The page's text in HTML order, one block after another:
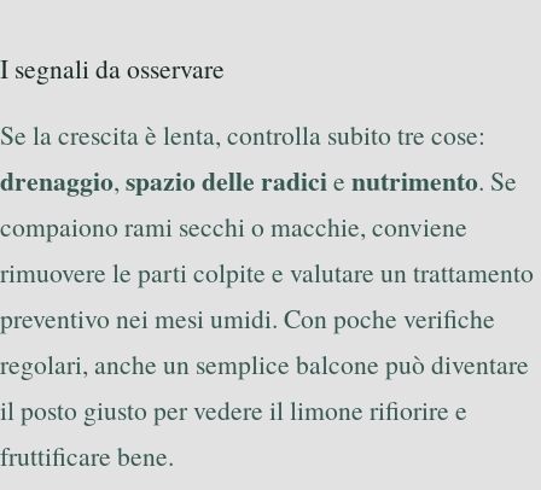
I segnali da osservare
Se la crescita è lenta, controlla subito tre cose:
drenaggio, spazio delle radicie nutrimento. Se
compaiono rami secchi o macchie, conviene
rimuovere le parti colpite e valutare un trattamento
preventivo nei mesi umidi. Con poche verifiche
regolari, anche un semplice balcone può diventare
il posto giusto per vedere il limone rifiorire e
fruttificare bene.